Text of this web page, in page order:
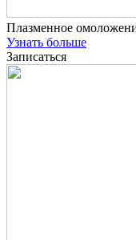
Плазменное
Узнать больше
Записаться